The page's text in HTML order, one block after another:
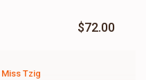
$72.00
Miss Tzig